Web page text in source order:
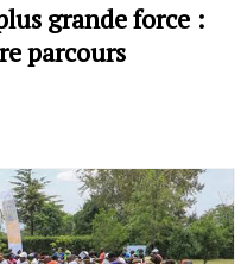
grande force :
parcours